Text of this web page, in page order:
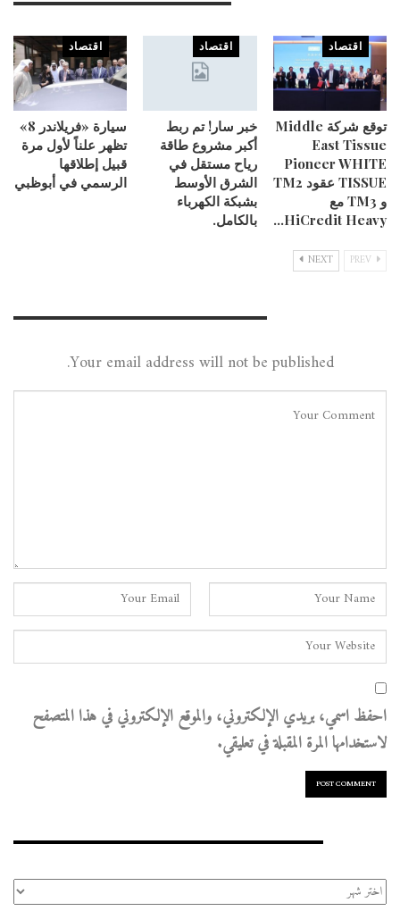
اقتصاد
توقع شركة Middle
East Tissue
Pioneer WHITE
TISSUE عقود TM2
و TM3 مع
HiCredit Heavy…
اقتصاد
خبر سار! تم ربط
أكبر مشروع طاقة
رياح مستقل في
الشرق الأوسط
بشبكة الكهرباء
بالكامل.
اقتصاد
سيارة «فريلاندر 8»
تظهر علناً لأول مرة
قبيل إطلاقها
الرسمي في أبوظبي
NEXT
Your email address will not be published.
احفظ اسمي، بريدي الإلكتروني، والموقع الإلكتروني في هذا المتصفح
لاستخدامها المرة المقبلة في تعليقي.
الأرشيف